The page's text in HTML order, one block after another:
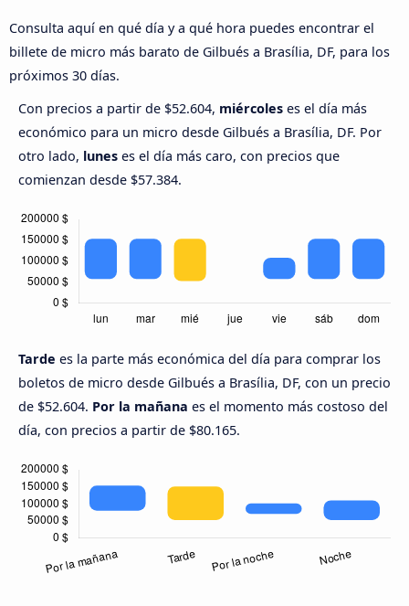
Consulta aquí en qué día y a qué hora puedes encontrar el
billete de micro más barato de Gilbués a Brasília, DF, para los
próximos 30 días.
Con precios a partir de $52.604, miércoles es el día más
económico para un micro desde Gilbués a Brasília, DF. Por
otro lado, lunes es el día más caro, con precios que
comienzan desde $57.384.
Tarde es la parte más económica del día para comprar los
boletos de micro desde Gilbués a Brasília, DF, con un precio
de $52.604. Por la mañana es el momento más costoso del
día, con precios a partir de $80.165.